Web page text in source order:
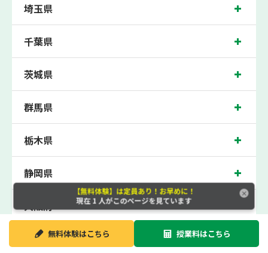
校、鯰江中学校、菫中学校の各中学校の生徒さん、旭高校、東高校の各高校の生徒
今福鶴見近くの塾・個別指導塾。大阪市鶴見区の小学生・中学生・高校生の成績ア
ップの塾・個別指導塾なら「森塾 今福鶴見校へ」。
長堀鶴見緑地線今福鶴見駅徒歩1分に位置する塾・個別指導塾で、大阪府大阪市鶴
通いいただいております。無料体験受付中です！
埼玉県
千葉県
茨城県
群馬県
栃木県
静岡県
大阪府
新潟県
【無料体験】は定員あり！お早めに！
現在1 人がこのページを見ています
無料体験はこちら 授業料はこちら